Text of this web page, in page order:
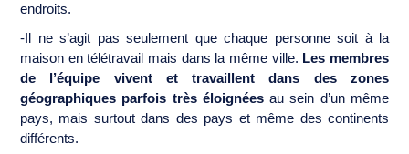
endroits.
-Il ne s’agit pas seulement que chaque personne soit à la
maison en télétravail mais dans la même ville. Les membres
de l’équipe vivent et travaillent dans des zones
géographiques parfois très éloignéesau sein d’un même
pays, mais surtout dans des pays et même des continents
différents.